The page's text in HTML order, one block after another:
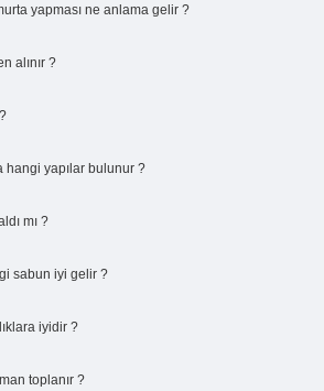
yapması ne anlama gelir ?
alınır ?
hangi yapılar bulunur ?
mı ?
sabun iyi gelir ?
iyidir ?
toplanır ?